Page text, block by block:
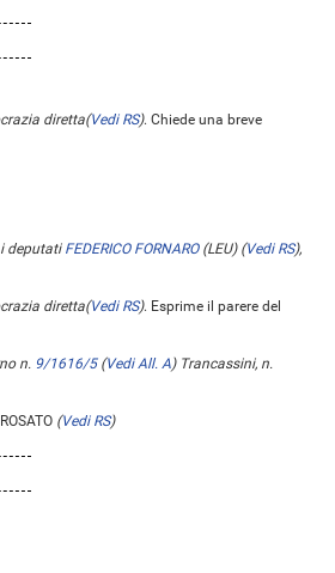
diretta(Vedi RS). Chiede una breve
deputati FEDERICO FORNARO(LEU) (Vedi RS),
diretta(Vedi RS). Esprime il parere del
n. 9/1616/5 (Vedi All. A)Trancassini, n.
(Vedi RS)